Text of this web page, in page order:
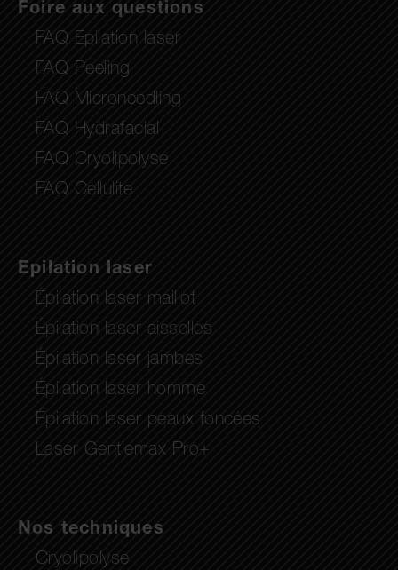
Foire aux questions
FAQ Epilation laser
FAQ Peeling
FAQ Microneedling
FAQ Hydrafacial
FAQ Cryolipolyse
FAQ Cellulite
Epilation laser
Épilation laser maillot
Épilation laser aisselles
Épilation laser jambes
Épilation laser homme
Épilation laser peaux foncées
Laser Gentlemax Pro+
Nos techniques
Cryolipolyse